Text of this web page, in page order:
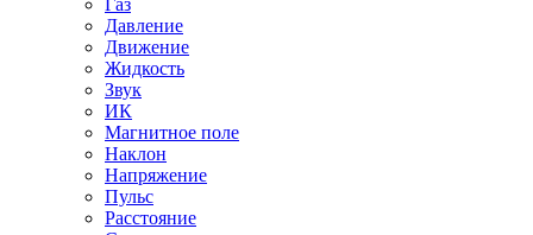
Газ
Давление
Движение
Жидкость
Звук
ИК
Магнитное поле
Наклон
Напряжение
Пульс
Расстояние